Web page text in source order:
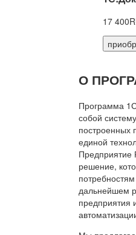
17
О
Программа
собой
построенных
единой
Предприятие
решение,
дальнейшем
предприятия